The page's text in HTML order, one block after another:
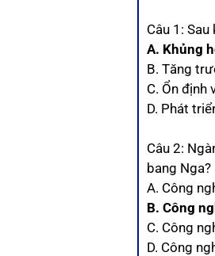
Câu 1:
A. Khủng
B. Tăng
C. Ổn định
D. Phát
Câu 2:
bang Nga?
A. Công
B. Công
C. Công
D. Công